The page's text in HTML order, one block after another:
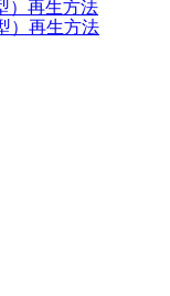
）再生方法
）再生方法